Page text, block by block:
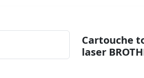
Cartouche
laser